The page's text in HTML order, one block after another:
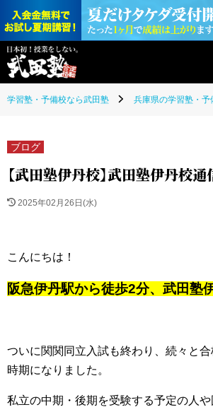
学習塾・予備校なら武田塾 兵庫県の学習塾・予
ブログ
【武田塾伊丹校】武田塾伊丹校
2025年02月26日(水)
こんにちは！
阪急伊丹駅から徒歩2分、武田塾
ついに関関同立入試も終わり、続々と
時期になりました。
私立の中期・後期を受験する予定の人